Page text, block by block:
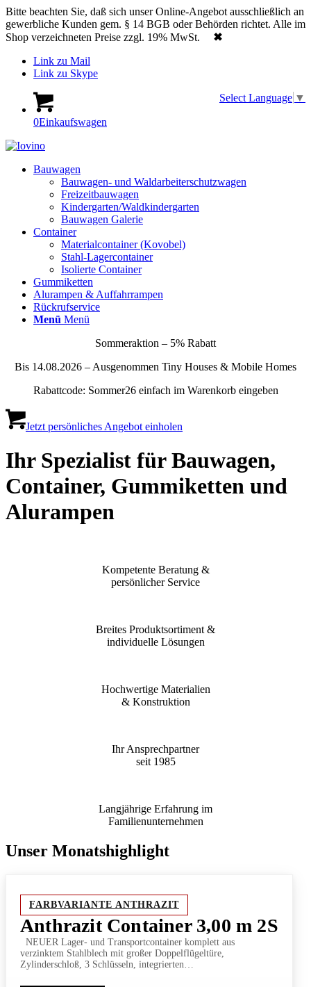
Bitte beachten Sie, daß sich unser Online-Angebot ausschließlich an
gewerbliche Kunden gem. § 14 BGB oder Behörden richtet. Alle im
Shop verzeichneten Preise zzgl. 19% MwSt.
✖
Link zu Mail
Link zu Skype
Select Language ▼
0Einkaufswagen
Bauwagen
Bauwagen- und Waldarbeiterschutzwagen
Freizeitbauwagen
Kindergarten/Waldkindergarten
Bauwagen Galerie
Container
Materialcontainer (Kovobel)
Stahl-Lagercontainer
Isolierte Container
Gummiketten
Alurampen & Auffahrrampen
Rückrufservice
Menü Menü
Sommeraktion – 5% Rabatt
Bis 14.08.2026 – Ausgenommen Tiny Houses & Mobile Homes
Rabattcode: Sommer26 einfach im Warenkorb eingeben
Jetzt persönliches Angebot einholen
Ihr Spezialist für Bauwagen,
Container, Gummiketten und
Alurampen
Kompetente Beratung &
persönlicher Service
Breites Produktsortiment &
individuelle Lösungen
Hochwertige Materialien
& Konstruktion
Ihr Ansprechpartner
seit 1985
Langjährige Erfahrung im
Familienunternehmen
Unser Monatshighlight
FARBVARIANTE ANTHRAZIT
Anthrazit Container 3,00 m 2S
NEUER Lager- und Transportcontainer komplett aus
verzinktem Stahlblech mit großer Doppelflügeltüre,
Zylinderschloß, 3 Schlüsseln, integrierten…